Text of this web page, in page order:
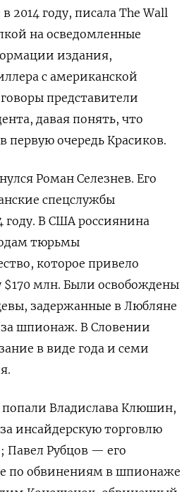
2014 году, писала The Wall
на осведомленные
издания,
с американской
представители
давая понять, что
первую очередь Красиков.
Роман Селезнев. Его
спецслужбы
году. В США россиянина
тюрьмы
которое привело
млн. Были освобождены
задержанные в Любляне
за шпионаж. В Словении
в виде года и семи
Владислава Клюшин,
инсайдерскую торговлю
Рубцов — его
по обвинениям в шпионаже